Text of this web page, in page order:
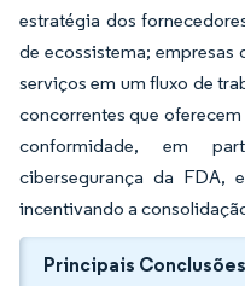
estratégia dos
de ecossistema; empresas
serviços em um fluxo de
concorrentes que
conformidade, em
cibersegurança da FDA,
incentivando a
Principais